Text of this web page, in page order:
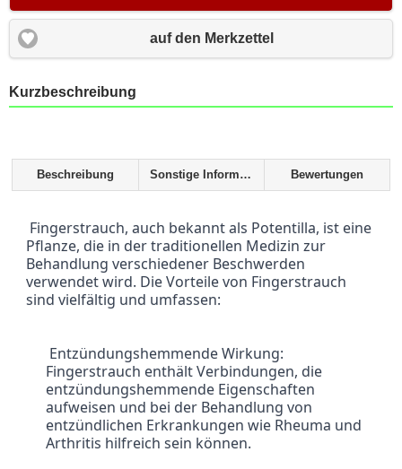
auf den Merkzettel
Kurzbeschreibung
Beschreibung Sonstige Informationen Bewertungen
Pflanze, die in der traditionellen Medizin zur
Behandlung verschiedener Beschwerden
verwendet wird. Die Vorteile von Fingerstrauch
sind vielfältig und umfassen:
Fingerstrauch enthält Verbindungen, die
entzündungshemmende Eigenschaften
aufweisen und bei der Behandlung von
entzündlichen Erkrankungen wie Rheuma und
Arthritis hilfreich sein können.